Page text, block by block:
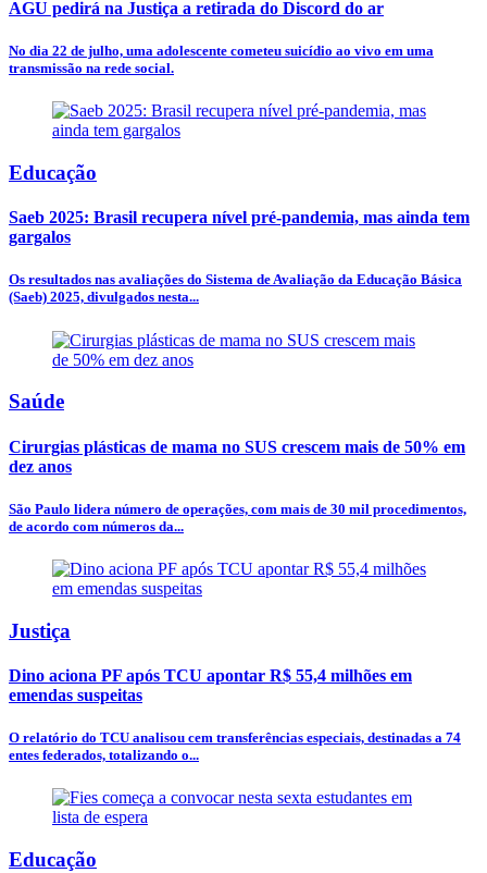
AGU pedirá na Justiça a retirada do Discord do ar
No dia 22 de julho, uma adolescente cometeu suicídio ao vivo em uma
transmissão na rede social.
Educação
Saeb 2025: Brasil recupera nível pré-pandemia, mas ainda tem
gargalos
Os resultados nas avaliações do Sistema de Avaliação da Educação Básica
(Saeb) 2025, divulgados nesta...
Saúde
Cirurgias plásticas de mama no SUS crescem mais de 50% em
dez anos
São Paulo lidera número de operações, com mais de 30 mil procedimentos,
de acordo com números da...
Justiça
Dino aciona PF após TCU apontar R$ 55,4 milhões em
emendas suspeitas
O relatório do TCU analisou cem transferências especiais, destinadas a 74
entes federados, totalizando o...
Educação